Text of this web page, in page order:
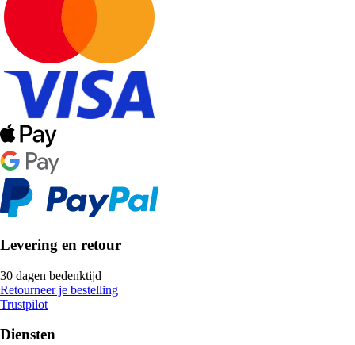
Levering en retour
30 dagen bedenktijd
Retourneer je bestelling
Trustpilot
Diensten